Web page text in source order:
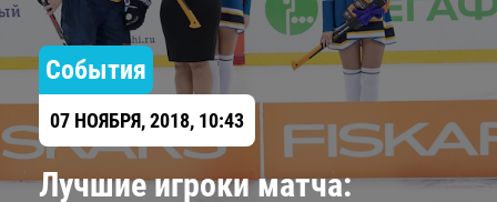
События
07 НОЯБРЯ, 2018, 10:43
Лучшие игроки матча: